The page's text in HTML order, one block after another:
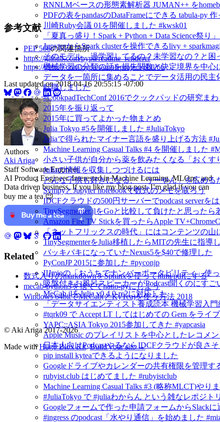
RNNLMベースの形態素解析器 JUMAN++ を
PDFの表をpandasのDataFrameにできる tabula-py
川崎Ruby会議 01を開催しました #kwsk01
「夏真っ盛り！Spark + Python + Data Science祭
JupyterからSpark clusterを操作できるlivy +
そのモデル、過学習してるの？未学習なの？と困
機械学習の分類の話を損失関数と決定境界を中心
データを一箇所に集めることでデータ活用の民主
転職しました
#CookpadTechConf 2016でクックパッドの研究ま
2015年を振り返って
2015年に買ってよかった物まとめ
Julia Tokyo #5を開催しました #JuliaTokyo
Juliaで得られたマイナー言語を盛り上げる方法
Machine Learning Casual Talks #4 を開催しました
小さい子供が自分から薬を飲みたくなる「おくす
Juliaの情報を収集しつづけるには
どんな子供も好きになる、「うーやん」を広める
SympyとJupyter notebookで数式のメモを取ろう
IDCFクラウドの500円サーバーでpodcast serverを
TinySegmenter.jlをGoと比較して負けたと思った
Amazon Fire TV Stickを買ったらApple
「ネットフリックスの時代」にはコンテンツの
TinySegmenterをJulia移植したらMITの先生に指導
バッキバキになっていたNexus5を$40で修理した
PyConJP 2015に参加した #pyconjp
IIJmioの「おうちでナンバーポータビリティ」使
吸盤付きお風呂スピーカーがPodcast聞くのにすご
MeCab.jlをJulia v0.4.0-rc2に対応した
「データサイエンティスト養成読本 機械学習入
#tqrk09 で Accept LT してはじめての Gem をライ
YAPC::ASIA Tokyo 2015参加してきた #yapcasia
Apple Music のプレイリストを中心としたレコメ
日本人向けPodcastやるならIDCFクラウドが良さ
pip install kyteaできるようになりました
Googleドライブやカレンダーの共有権限を管理す
rubyist.club はじめてました #rubyistclub
Machine Learning Casual Talks #3 (略称MLCT)やり
#JuliaTokyo で #juliaわからん という雑なレポジ
Googleフォームで作った申請フォームからSlack
#ingress のpodcast「水やり通信」を始めました
参考文献
PEP 566の関連箇所
https://github.com/pypa/readme_renderer
https://github.com/pypa/sampleproject/pull/66
Last updated on2018-04-16 20:55:15 -07:00
Authors
Aki Ariga
Staff Software Engineer
AI Product Engineer. Interested in Machine Learning, MLOps, and
Data driven business. If you like my blog post, I’m glad if you can
buy me a tea 😉
Related
数式入りのmarkdownをSphinxを使ってhtml/pdfにする
mecab-python3を捨ててnatto-pyにしよう
Windows 64bitでMeCab(とKyTea)を使う方法 2018
© Aki Ariga 2017-2026
Made withHugo Blox Kit.Build your site →